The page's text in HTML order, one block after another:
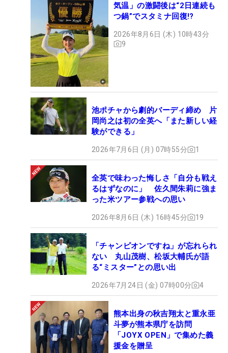
気温」の激闘後は“2日連続も
つ鍋”でスタミナ回復!?
2026年8月6日 (木) 10時43分
9
池ポチャから劇的バーディ締め 片
岡尚之は初の全英へ「また新しい経
験ができる」
2026年7月6日 (月) 07時55分 1
全英で味わった悔しさ「自分も戦え
るはずなのに」 佐久間朱莉に強ま
った米ツアー参戦への思い
2026年8月6日 (木) 16時45分 19
「チャンピオンですね」が忘れられ
ない 丸山茂樹、松坂大輔氏が語
る“ミスター”との思い出
2026年7月24日 (金) 07時00分 4
熊本出身の秋吉翔太と重永亜
斗夢が熊本県庁を訪問
「JOYX OPEN」で集めた義
援金を贈呈